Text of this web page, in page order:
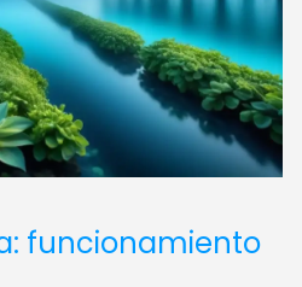
funcionamiento